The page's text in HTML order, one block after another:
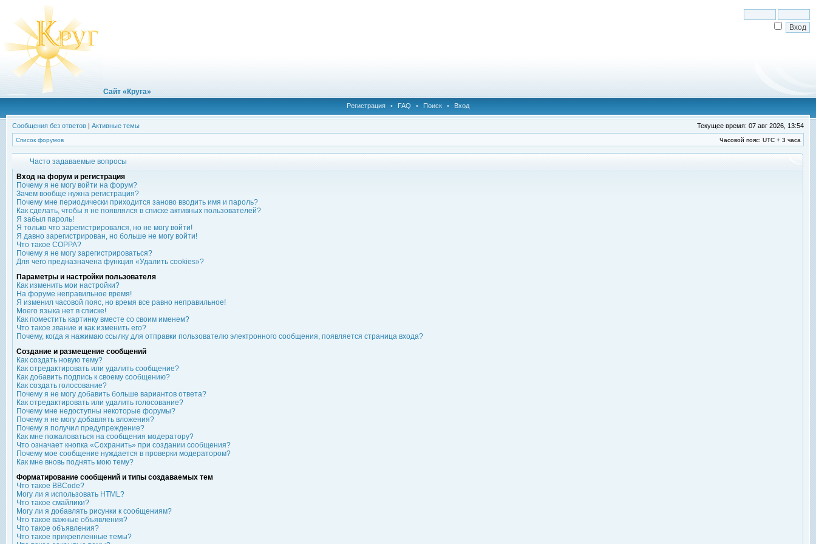
Сайт «Круга»
Регистрация • FAQ • Поиск • Вход
Сообщения без ответов | Активные темы Текущее время: 07 авг 2026, 13:54
Список форумов Часовой пояс: UTC + 3 часа
Часто задаваемые вопросы
Вход на форум и регистрация
Почему я не могу войти на форум?
Зачем вообще нужна регистрация?
Почему мне периодически приходится заново вводить имя и пароль?
Как сделать, чтобы я не появлялся в списке активных пользователей?
Я забыл пароль!
Я только что зарегистрировался, но не могу войти!
Я давно зарегистрирован, но больше не могу войти!
Что такое COPPA?
Почему я не могу зарегистрироваться?
Для чего предназначена функция «Удалить cookies»?
Параметры и настройки пользователя
Как изменить мои настройки?
На форуме неправильное время!
Я изменил часовой пояс, но время все равно неправильное!
Моего языка нет в списке!
Как поместить картинку вместе со своим именем?
Что такое звание и как изменить его?
Почему, когда я нажимаю ссылку для отправки пользователю электронного сообщения, появляется страница входа?
Создание и размещение сообщений
Как создать новую тему?
Как отредактировать или удалить сообщение?
Как добавить подпись к своему сообщению?
Как создать голосование?
Почему я не могу добавить больше вариантов ответа?
Как отредактировать или удалить голосование?
Почему мне недоступны некоторые форумы?
Почему я не могу добавлять вложения?
Почему я получил предупреждение?
Как мне пожаловаться на сообщения модератору?
Что означает кнопка «Сохранить» при создании сообщения?
Почему мое сообщение нуждается в проверки модератором?
Как мне вновь поднять мою тему?
Форматирование сообщений и типы создаваемых тем
Что такое BBCode?
Могу ли я использовать HTML?
Что такое смайлики?
Могу ли я добавлять рисунки к сообщениям?
Что такое важные объявления?
Что такое объявления?
Что такое прикрепленные темы?